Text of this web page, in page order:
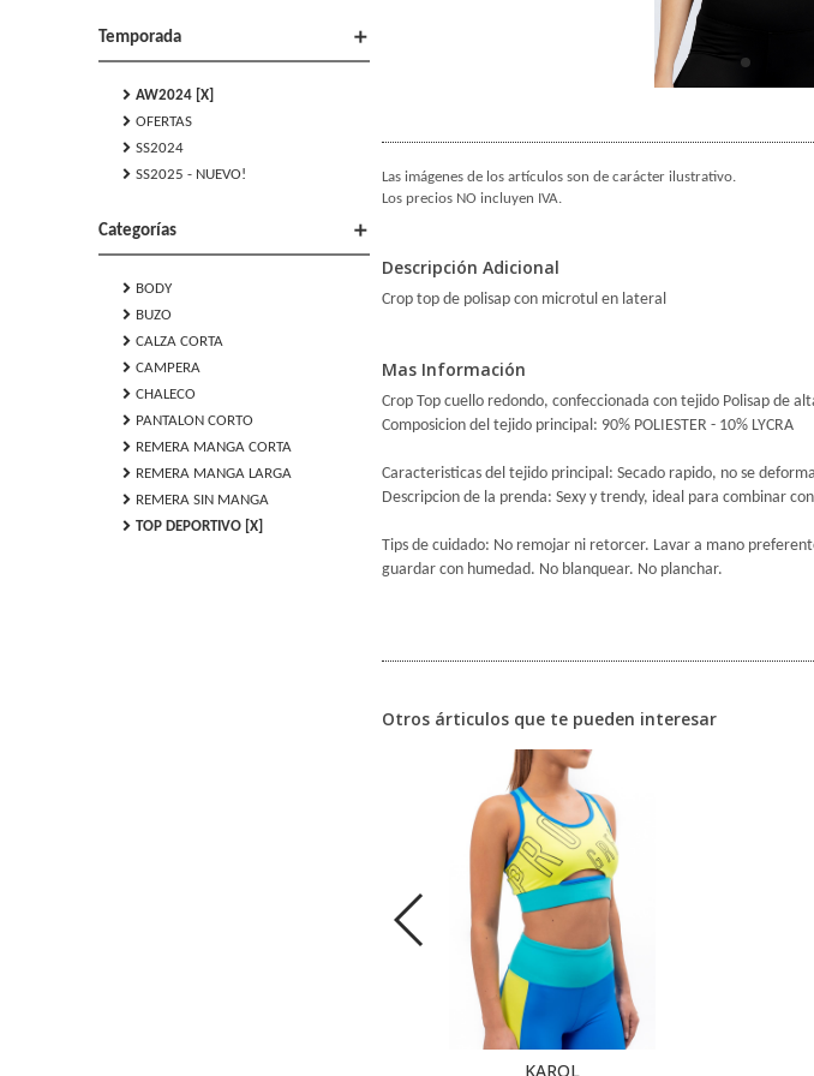
Temporada add
chevron_right AW2024 [X]
chevron_right OFERTAS
chevron_right SS2024
chevron_right SS2025 - NUEVO!
Categorías add
chevron_right BODY
chevron_right BUZO
chevron_right CALZA CORTA
chevron_right CAMPERA
chevron_right CHALECO
chevron_right PANTALON CORTO
chevron_right REMERA MANGA CORTA
chevron_right REMERA MANGA LARGA
chevron_right REMERA SIN MANGA
chevron_right TOP DEPORTIVO [X]
Las imágenes de los artículos son de carácter ilustrativo.
Los precios NO incluyen IVA.
Descripción Adicional
Crop top de polisap con microtul en lateral
Mas Información
Crop Top cuello redondo, confeccionada con tejido Polisap de
Composicion del tejido principal: 90% POLIESTER - 10% LYCRA
Caracteristicas del tejido principal: Secado rapido, no se
Descripcion de la prenda: Sexy y trendy, ideal para combinar
Tips de cuidado: No remojar ni retorcer. Lavar a mano
guardar con humedad. No blanquear. No planchar.
Otros árticulos que te pueden interesar
KAROL